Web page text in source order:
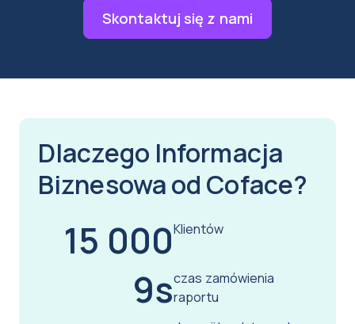
Skontaktuj się z nami
Dlaczego Informacja
Biznesowa od Coface?
15 000Klientów
9sczas zamówienia
raportu